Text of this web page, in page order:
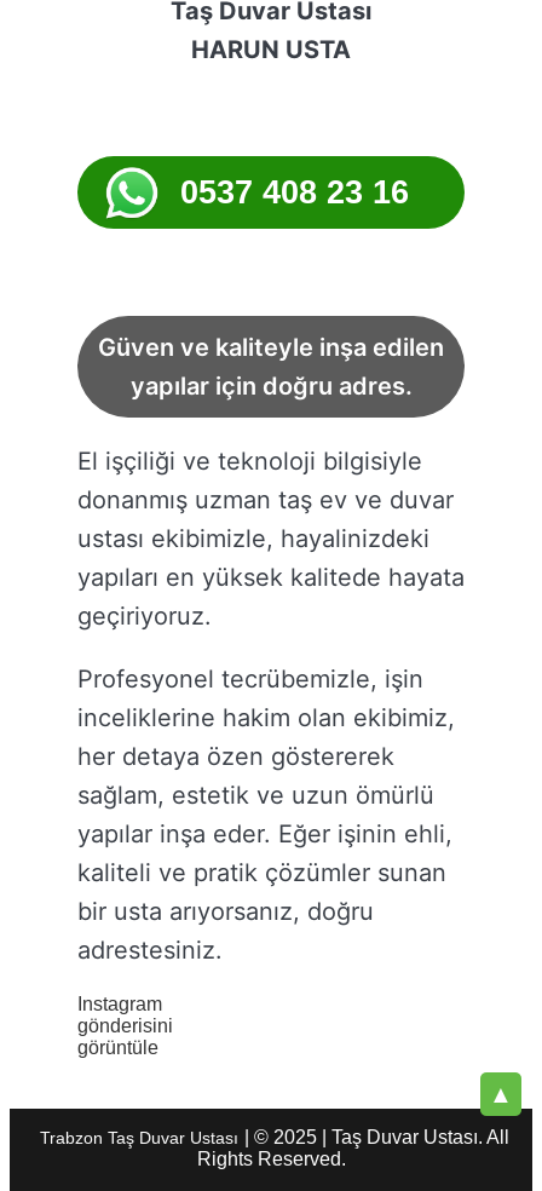
Taş Duvar Ustası
HARUN USTA
0537 408 23 16
Güven ve kaliteyle inşa edilen
yapılar için doğru adres.
El işçiliği ve teknoloji bilgisiyle
donanmış uzman taş ev ve duvar
ustası ekibimizle, hayalinizdeki
yapıları en yüksek kalitede hayata
geçiriyoruz.
Profesyonel tecrübemizle, işin
inceliklerine hakim olan ekibimiz,
her detaya özen göstererek
sağlam, estetik ve uzun ömürlü
yapılar inşa eder. Eğer işinin ehli,
kaliteli ve pratik çözümler sunan
bir usta arıyorsanız, doğru
adrestesiniz.
Instagram
gönderisini
görüntüle
▲
Trabzon Taş Duvar Ustası
| © 2025 | Taş Duvar Ustası. All
Rights Reserved.